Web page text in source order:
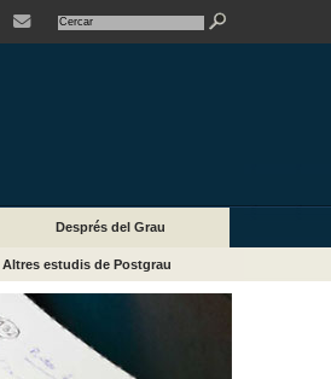
Després del Grau
Altres estudis de Postgrau